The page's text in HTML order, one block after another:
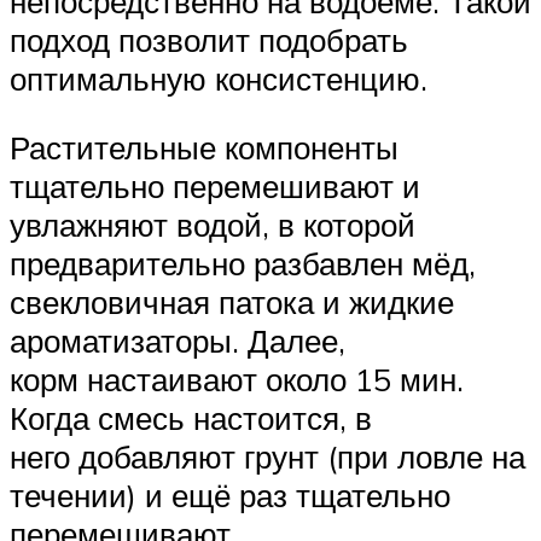
подход позволит подобрать
оптимальную консистенцию.
Растительные компоненты
тщательно перемешивают и
увлажняют водой, в которой
предварительно разбавлен мёд,
свекловичная патока и жидкие
ароматизаторы. Далее,
корм настаивают около 15 мин.
Когда смесь настоится, в
него добавляют грунт (при ловле на
течении) и ещё раз тщательно